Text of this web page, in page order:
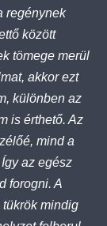
regénynek
között
tömege merül
akkor ezt
különben az
is érthető. Az
mind a
az egész
forogni. A
tükrök mindig